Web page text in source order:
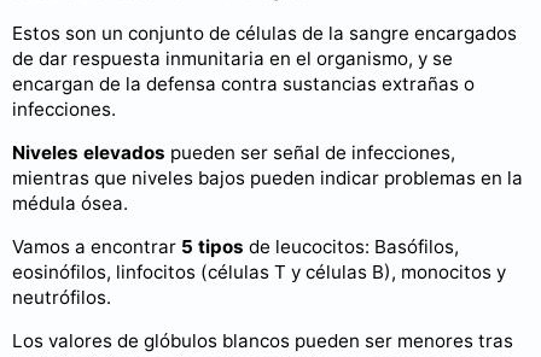
Estos son un conjunto de células de la sangre encargados
de dar respuesta inmunitaria en el organismo, y se
encargan de la defensa contra sustancias extrañas o
infecciones.
Niveles elevados pueden ser señal de infecciones,
mientras que niveles bajos pueden indicar problemas en la
médula ósea.
Vamos a encontrar 5 tipos de leucocitos: Basófilos,
eosinófilos, linfocitos (células T y células B), monocitos y
neutrófilos.
Los valores de glóbulos blancos pueden ser menores tras